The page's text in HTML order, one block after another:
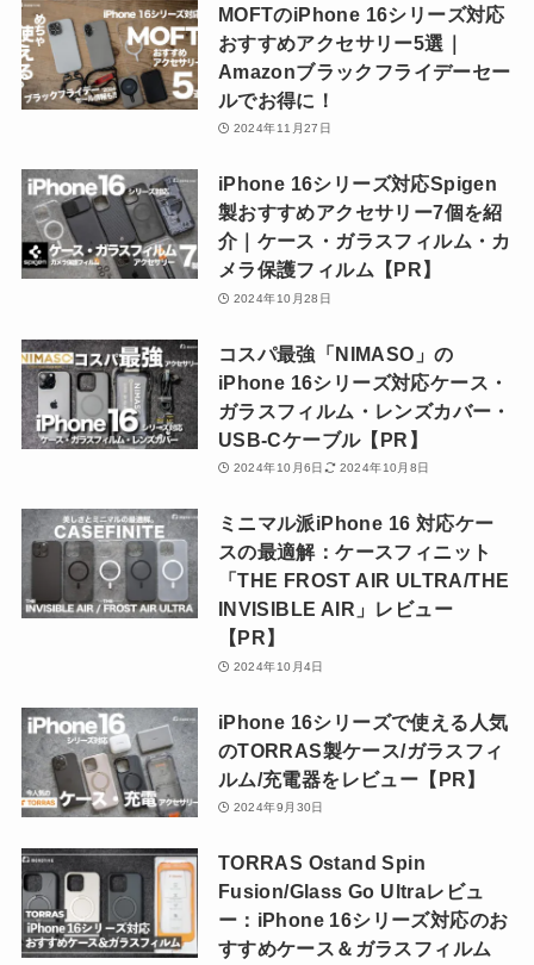
MOFTのiPhone 16シリーズ対応
おすすめアクセサリー5選｜
Amazonブラックフライデーセー
ルでお得に！
2024年11月27日
iPhone 16シリーズ対応Spigen
製おすすめアクセサリー7個を紹
介｜ケース・ガラスフィルム・カ
メラ保護フィルム【PR】
2024年10月28日
コスパ最強「NIMASO」の
iPhone 16シリーズ対応ケース・
ガラスフィルム・レンズカバー・
USB-Cケーブル【PR】
2024年10月6日 2024年10月8日
ミニマル派iPhone 16 対応ケー
スの最適解：ケースフィニット
「THE FROST AIR ULTRA/THE
INVISIBLE AIR」レビュー
【PR】
2024年10月4日
iPhone 16シリーズで使える人気
のTORRAS製ケース/ガラスフィ
ルム/充電器をレビュー【PR】
2024年9月30日
TORRAS Ostand Spin
Fusion/Glass Go Ultraレビュ
ー：iPhone 16シリーズ対応のお
すすめケース＆ガラスフィルム